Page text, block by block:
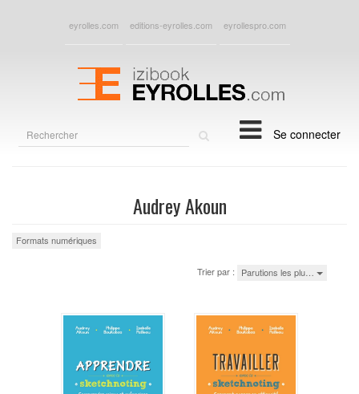
eyrolles.com editions-eyrolles.com eyrollespro.com
Se connecter
Audrey Akoun
Formats numériques
Trier par : Parutions les plu…